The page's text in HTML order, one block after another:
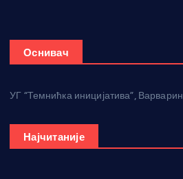
Оснивач
УГ “Темнићка иницијатива”, Варварин
Најчитаније